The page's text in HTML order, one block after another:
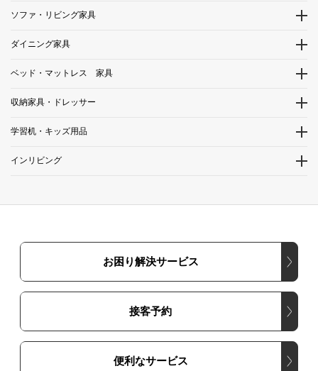
ソファ・リビング家具
ダイニング家具
ベッド・マットレス 家具
収納家具・ドレッサー
学習机・キッズ用品
インリビング
お困り解決サービス
接客予約
便利なサービス